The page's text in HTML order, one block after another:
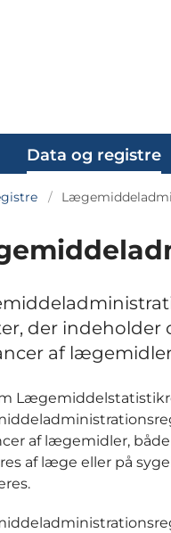
Data og registre
der indeholder
af
af lægemidler,
af læge eller på